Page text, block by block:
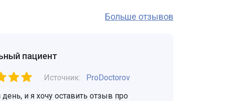
Больше отзывов
пациент
Источник:
ProDoctorov
и я хочу оставить отзыв про